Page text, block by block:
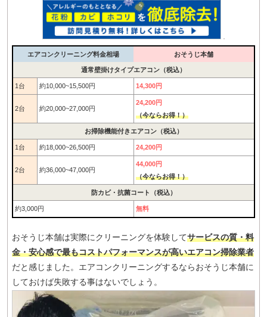
エアコンクリーニング料金相場 おそうじ本舗
通常壁掛けタイプエアコン（税込）
1台 約10,000~15,500円 14,300円
2台 約20,000~27,000円
24,200円
（今ならお得！）
お掃除機能付きエアコン（税込）
1台 約18,000~26,500円 24,200円
2台 約36,000~47,000円
44,000円
（今ならお得！）
防カビ・抗菌コート（税込）
約3,000円 無料
おそうじ本舗は実際にクリーニングを体験してサービスの質・料
金・安心感で最もコストパフォーマンスが高いエアコン掃除業者
だと感じました。エアコンクリーニングするならおそうじ本舗に
しておけば失敗する事はないでしょう。